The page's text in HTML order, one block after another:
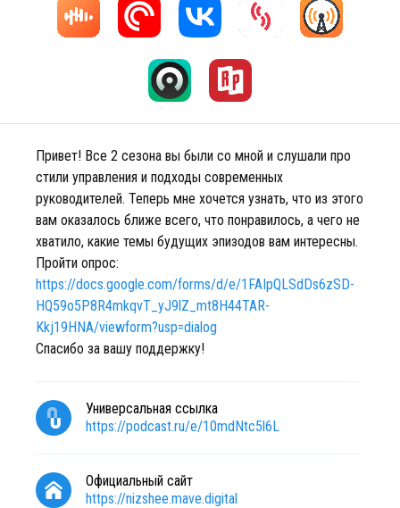
Привет! Все 2 сезона вы были со мной и слушали про
стили управления и подходы современных
руководителей. Теперь мне хочется узнать, что из этого
вам оказалось ближе всего, что понравилось, а чего не
хватило, какие темы будущих эпизодов вам интересны.
Пройти опрос:
https://docs.google.com/forms/d/e/1FAIpQLSdDs6zSD-
HQ59o5P8R4mkqvT_yJ9lZ_mt8H44TAR-
Kkj19HNA/viewform?usp=dialog
Спасибо за вашу поддержку!
Универсальная ссылка
https://podcast.ru/e/10mdNtc5l6L
Официальный сайт
https://nizshee.mave.digital